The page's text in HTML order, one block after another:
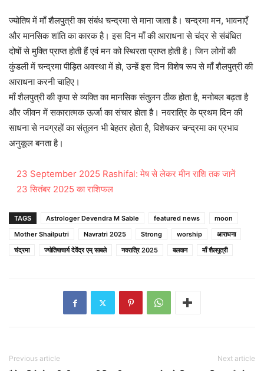
ज्योतिष में माँ शैलपुत्री का संबंध चन्द्रमा से माना जाता है। चन्द्रमा मन, भावनाएँ
और मानसिक शांति का कारक है। इस दिन माँ की आराधना से चंद्र से संबंधित
दोषों से मुक्ति प्राप्त होती हैं एवं मन को स्थिरता प्राप्त होती है। जिन लोगों की
कुंडली में चन्द्रमा पीड़ित अवस्था में हो, उन्हें इस दिन विशेष रूप से माँ शैलपुत्री की
आराधना करनी चाहिए।
माँ शैलपुत्री की कृपा से व्यक्ति का मानसिक संतुलन ठीक होता है, मनोबल बढ़ता है
और जीवन में सकारात्मक ऊर्जा का संचार होता है। नवरात्रि के प्रथम दिन की
साधना से नवग्रहों का संतुलन भी बेहतर होता है, विशेषकर चन्द्रमा का प्रभाव
अनुकूल बनता है।
23 September 2025 Rashifal: मेष से लेकर मीन राशि तक जानें
23 सितंबर 2025 का राशिफल
TAGS Astrologer Devendra M Sable featured news
moon
Mother Shailputri
Navratri 2025 Strong worship
आराधना
चंद्रमा
ज्योतिषाचार्य देवेंद्र एम् साबले नवरात्रि 2025 बलवान माँ शैलपुत्री
Previous article Next article